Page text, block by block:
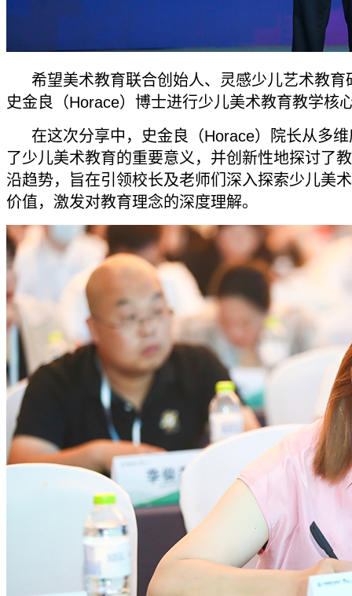
希望美术教育联合创始人、灵感少儿艺术教育
史金良（Horace）博士进行少儿美术教育教学核
在这次分享中，史金良（Horace）院长从多
了少儿美术教育的重要意义，并创新性地探讨了
沿趋势，旨在引领校长及老师们深入探索少儿美
价值，激发对教育理念的深度理解。